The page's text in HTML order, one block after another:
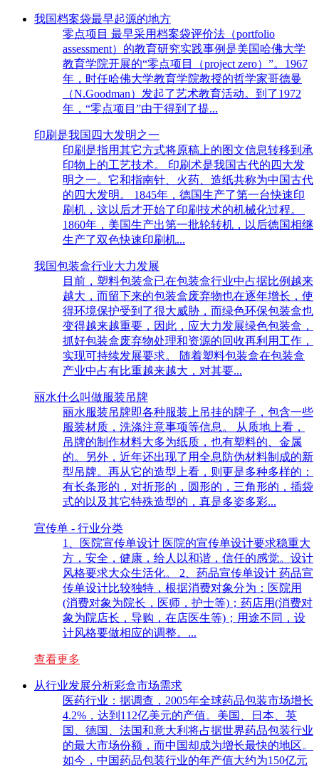
我国档案袋最早起源的地方
零点项目 最早采用档案袋评价法（portfolio
assessment）的教育研究实践事例是美国哈佛大学
教育学院开展的“零点项目（project zero）”。1967
年，时任哈佛大学教育学院教授的哲学家哥德曼
（N.Goodman）发起了艺术教育活动。到了1972
年，“零点项目”由于得到了提...
印刷是我国四大发明之一
印刷是指用其它方式将原稿上的图文信息转移到承
印物上的工艺技术。 印刷术是我国古代的四大发
明之一。它和指南针、火药、造纸共称为中国古代
的四大发明。 1845年，德国生产了第一台快速印
刷机，这以后才开始了印刷技术的机械化过程。
1860年，美国生产出第一批轮转机，以后德国相继
生产了双色快速印刷机...
我国包装盒行业大力发展
目前，塑料包装盒已在包装盒行业中占据比例越来
越大，而留下来的包装盒废弃物也在逐年增长，使
得环境保护受到了很大威胁，而绿色环保包装盒也
变得越来越重要，因此，应大力发展绿色包装盒，
抓好包装盒废弃物处理和资源的回收再利用工作，
实现可持续发展要求。 随着塑料包装盒在包装盒
产业中占有比重越来越大，对其要...
丽水什么叫做服装吊牌
丽水服装吊牌即各种服装上吊挂的牌子，包含一些
服装材质，洗涤注意事项等信息。 从质地上看，
吊牌的制作材料大多为纸质，也有塑料的、金属
的。另外，近年还出现了用全息防伪材料制成的新
型吊牌。再从它的造型上看，则更是多种多样的：
有长条形的，对折形的，圆形的，三角形的，插袋
式的以及其它特殊造型的，真是多姿多彩...
宣传单 - 行业分类
1、医院宣传单设计 医院的宣传单设计要求稳重大
方，安全，健康，给人以和谐，信任的感觉。设计
风格要求大众生活化。 2、药品宣传单设计 药品宣
传单设计比较独特，根据消费对象分为：医院用
(消费对象为院长，医师，护士等)；药店用(消费对
象为院店长，导购，在店医生等)；用途不同，设
计风格要做相应的调整。...
查看更多
从行业发展分析彩盒市场需求
医药行业：据调查，2005年全球药品包装市场增长
4.2%，达到112亿美元的产值。美国、日本、英
国、德国、法国和意大利将占据世界药品包装行业
的最大市场份额，而中国却成为增长最快的地区。
如今，中国药品包装行业的年产值大约为150亿元